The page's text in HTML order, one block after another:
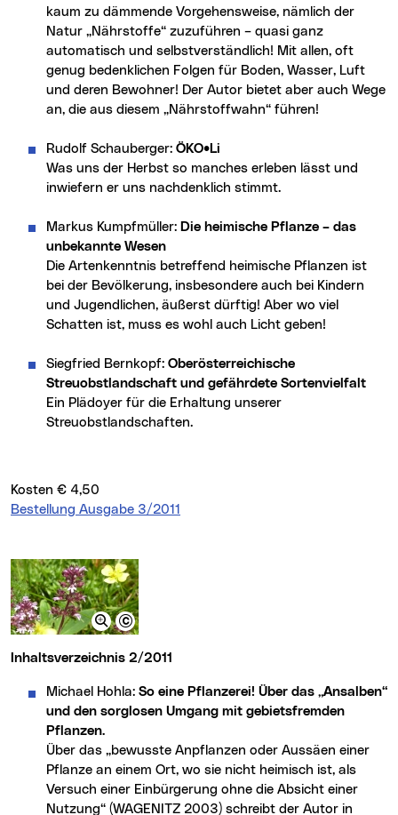
kaum zu dämmende Vorgehensweise, nämlich der
Natur „Nährstoffe“ zuzuführen – quasi ganz
automatisch und selbstverständlich! Mit allen, oft
genug bedenklichen Folgen für Boden, Wasser, Luft
und deren Bewohner! Der Autor bietet aber auch Wege
an, die aus diesem „Nährstoffwahn“ führen!
Rudolf Schauberger: ÖKO•Li
Was uns der Herbst so manches erleben lässt und
inwiefern er uns nachdenklich stimmt.
Markus Kumpfmüller: Die heimische Pflanze – das
unbekannte Wesen
Die Artenkenntnis betreffend heimische Pflanzen ist
bei der Bevölkerung, insbesondere auch bei Kindern
und Jugendlichen, äußerst dürftig! Aber wo viel
Schatten ist, muss es wohl auch Licht geben!
Siegfried Bernkopf: Oberösterreichische
Streuobstlandschaft und gefährdete Sortenvielfalt
Ein Plädoyer für die Erhaltung unserer
Streuobstlandschaften.
Kosten € 4,50
Bestellung Ausgabe 3/2011
Inhaltsverzeichnis 2/2011
Michael Hohla: So eine Pflanzerei! Über das „Ansalben“
und den sorglosen Umgang mit gebietsfremden
Pflanzen.
Über das „bewusste Anpflanzen oder Aussäen einer
Pflanze an einem Ort, wo sie nicht heimisch ist, als
Versuch einer Einbürgerung ohne die Absicht einer
Nutzung“ (WAGENITZ 2003) schreibt der Autor in